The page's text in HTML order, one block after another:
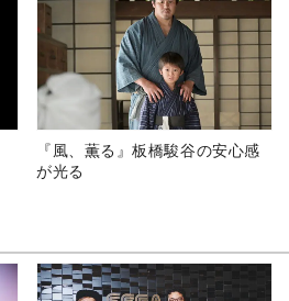
『風、薫る』板橋駿谷の安心感
が光る